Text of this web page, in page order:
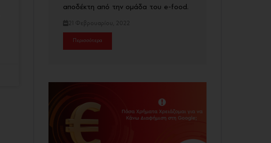
αποδέκτη από την ομάδα του e-food.
21 Φεβρουαρίου, 2022
Περισσότερα